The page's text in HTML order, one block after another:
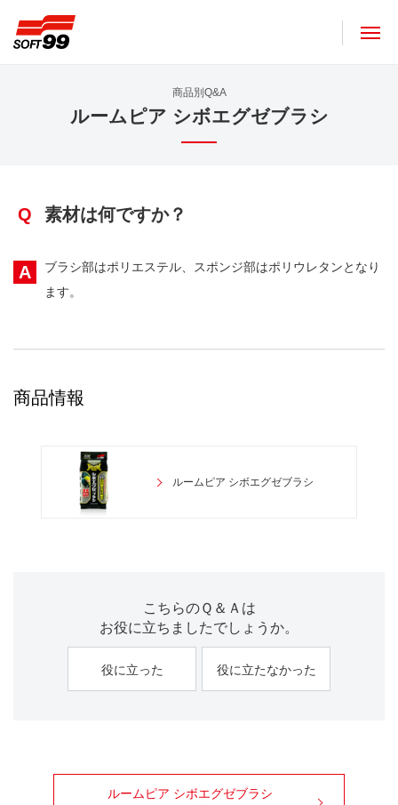
商品別Q&A
ルームピア シボエグゼブラシ
Q 素材は何ですか？
A
ブラシ部はポリエステル、スポンジ部はポリウレタンとなり
ます。
商品情報
ルームピア シボエグゼブラシ
こちらのＱ＆Ａは
お役に立ちましたでしょうか。
役に立った 役に立たなかった
ルームピア シボエグゼブラシ